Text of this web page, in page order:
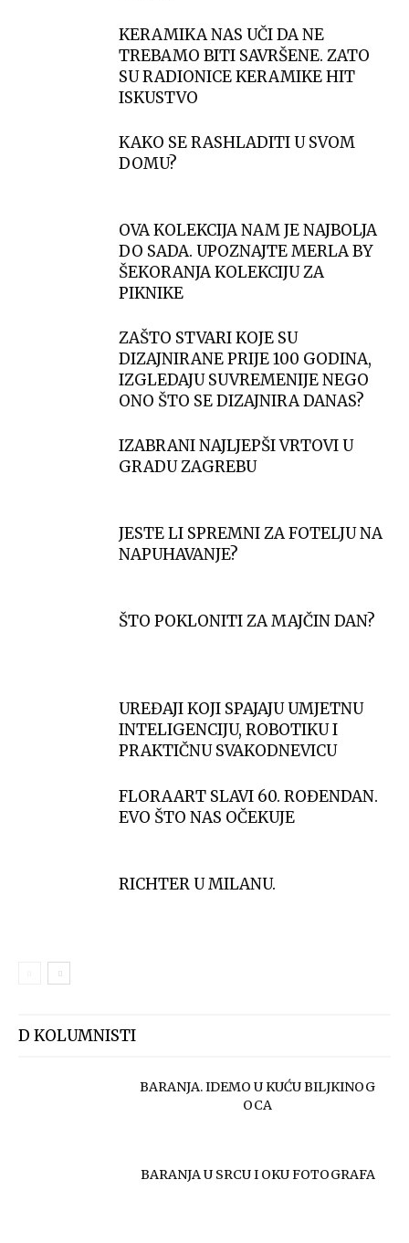
KERAMIKA NAS UČI DA NE
TREBAMO BITI SAVRŠENE. ZATO
SU RADIONICE KERAMIKE HIT
ISKUSTVO
KAKO SE RASHLADITI U SVOM
DOMU?
OVA KOLEKCIJA NAM JE NAJBOLJA
DO SADA. UPOZNAJTE MERLA BY
ŠEKORANJA KOLEKCIJU ZA
PIKNIKE
ZAŠTO STVARI KOJE SU
DIZAJNIRANE PRIJE 100 GODINA,
IZGLEDAJU SUVREMENIJE NEGO
ONO ŠTO SE DIZAJNIRA DANAS?
IZABRANI NAJLJEPŠI VRTOVI U
GRADU ZAGREBU
JESTE LI SPREMNI ZA FOTELJU NA
NAPUHAVANJE?
ŠTO POKLONITI ZA MAJČIN DAN?
UREĐAJI KOJI SPAJAJU UMJETNU
INTELIGENCIJU, ROBOTIKU I
PRAKTIČNU SVAKODNEVICU
FLORAART SLAVI 60. ROĐENDAN.
EVO ŠTO NAS OČEKUJE
RICHTER U MILANU.
D KOLUMNISTI
BARANJA. IDEMO U KUĆU BILJKINOG
OCA
BARANJA U SRCU I OKU FOTOGRAFA